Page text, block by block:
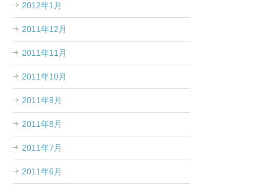
2012年1月
2011年12月
2011年11月
2011年10月
2011年9月
2011年8月
2011年7月
2011年6月